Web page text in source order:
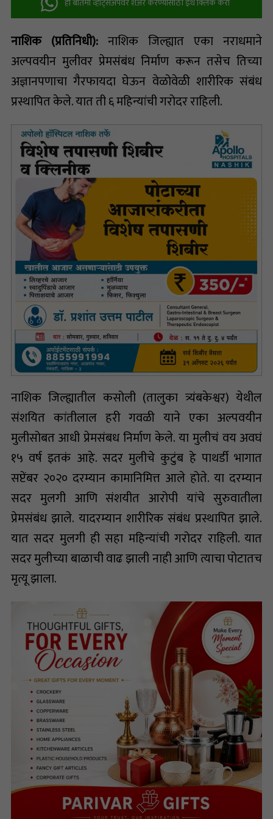
नाशिक (प्रतिनिधी):नाशिक जिल्ह्यात एका नराधमाने
अल्पवयीन मुलीवर प्रेमसंबंध निर्माण करून तसेच तिच्या
अज्ञानपणाचा गैरफायदा घेऊन वेळोवेळी शारीरिक संबंध
प्रस्थापित केले. यात ती ६ महिन्यांची गरोदर राहिली.
नाशिक जिल्ह्यातील कसोली (तालुका त्र्यंबकेश्वर) येथील
संशयित कांतीलाल हरी गवळी याने एका अल्पवयीन
मुलीसोबत आधी प्रेमसंबध निर्माण केले. या मुलीचं वय अवघं
१५ वर्ष इतकं आहे. सदर मुलीचे कुटुंब हे पाथर्डी भागात
सप्टेंबर २०२० दरम्यान कामानिमित्त आले होते. या दरम्यान
सदर मुलगी आणि संशयीत आरोपी यांचे सुरुवातीला
प्रेमसंबंध झाले. यादरम्यान शारीरिक संबंध प्रस्थापित झाले.
यात सदर मुलगी ही सहा महिन्यांची गरोदर राहिली. यात
सदर मुलीच्या बाळाची वाढ झाली नाही आणि त्याचा पोटातच
मृत्यू झाला.